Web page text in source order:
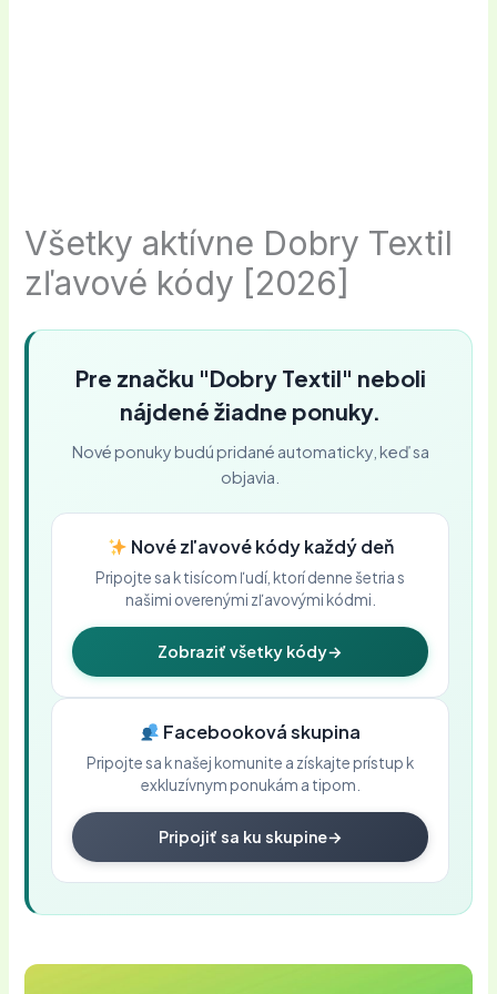
Všetky aktívne Dobry Textil
zľavové kódy [2026]
Pre značku "Dobry Textil" neboli
nájdené žiadne ponuky.
Nové ponuky budú pridané automaticky, keď sa
objavia.
Nové zľavové kódy každý deň
Pripojte sa k tisícom ľudí, ktorí denne šetria s
našimi overenými zľavovými kódmi.
Zobraziť všetky kódy→
Facebooková skupina
Pripojte sa k našej komunite a získajte prístup k
exkluzívnym ponukám a tipom.
Pripojiť sa ku skupine→